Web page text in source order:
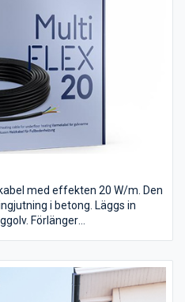
med effekten 20 W/m. Den
i betong. Läggs in
Förlänger